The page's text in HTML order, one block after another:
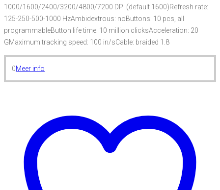
1000/1600/2400/3200/4800/7200 DPI (default 1600)Refresh rate:
125-250-500-1000 HzAmbidextrous: noButtons: 10 pcs, all
programmableButton life time: 10 million clicksAcceleration: 20
GMaximum tracking speed: 100 in/sCable: braided 1.8
0Meer info